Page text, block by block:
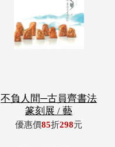
不負人間─古員齊書法
篆刻展 / 藝
優惠價85折298元